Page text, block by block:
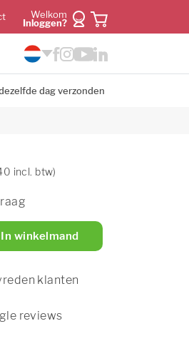
Welkom
Inloggen?
dag verzonden
incl. btw)
In winkelmand
klanten
reviews